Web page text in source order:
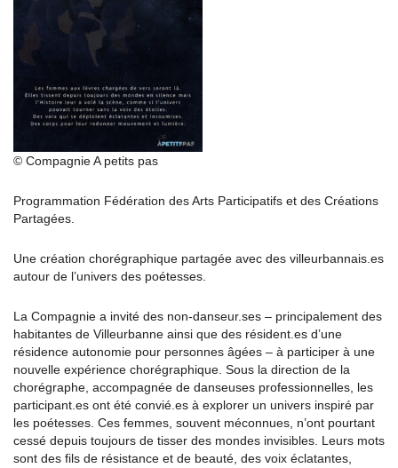
© Compagnie A petits pas
Programmation Fédération des Arts Participatifs et des Créations
Partagées.
Une création chorégraphique partagée avec des villeurbannais.es
autour de l’univers des poétesses.
La Compagnie a invité des non-danseur.ses – principalement des
habitantes de Villeurbanne ainsi que des résident.es d’une
résidence autonomie pour personnes âgées – à participer à une
nouvelle expérience chorégraphique. Sous la direction de la
chorégraphe, accompagnée de danseuses professionnelles, les
participant.es ont été convié.es à explorer un univers inspiré par
les poétesses. Ces femmes, souvent méconnues, n’ont pourtant
cessé depuis toujours de tisser des mondes invisibles. Leurs mots
sont des fils de résistance et de beauté, des voix éclatantes,